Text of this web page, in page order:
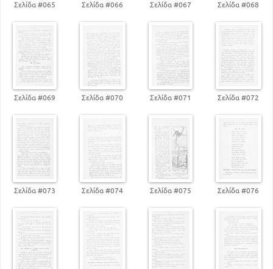
Σελίδα #065 Σελίδα #066 Σελίδα #067 Σελίδα #068
Σελίδα #069 Σελίδα #070 Σελίδα #071 Σελίδα #072
Σελίδα #073 Σελίδα #074 Σελίδα #075 Σελίδα #076